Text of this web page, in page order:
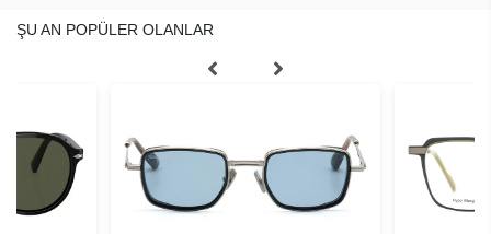
ŞU AN POPÜLER OLANLAR